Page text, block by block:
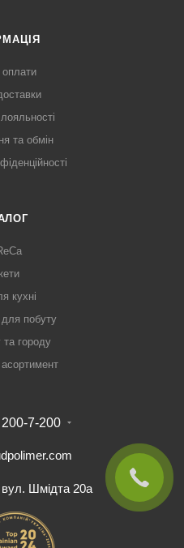
та обмін
кухні
побуту
городу
7-200
Шмідта 20а